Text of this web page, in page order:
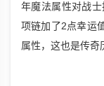
年魔法属性对战
项链加了2点幸运
属性，这也是传奇